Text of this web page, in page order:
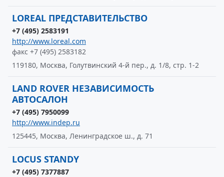
LOREAL ПРЕДСТАВИТЕЛЬСТВО
+7 (495) 2583191
http://www.loreal.com
факс +7 (495) 2583182
119180, Москва, Голутвинский 4-й пер., д. 1/8, стр. 1-2
LAND ROVER НЕЗАВИСИМОСТЬ
АВТОСАЛОН
+7 (495) 7950099
http://www.indep.ru
125445, Москва, Ленинградское ш., д. 71
LOCUS STANDY
+7 (495) 7377887